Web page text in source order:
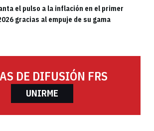
el pulso a la inflación en el primer
gracias al empuje de su gama
DE DIFUSIÓN FRS
UNIRME